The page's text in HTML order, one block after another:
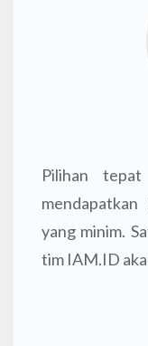
Pilihan
mendapatkan
yang minim.
tim IAM.ID